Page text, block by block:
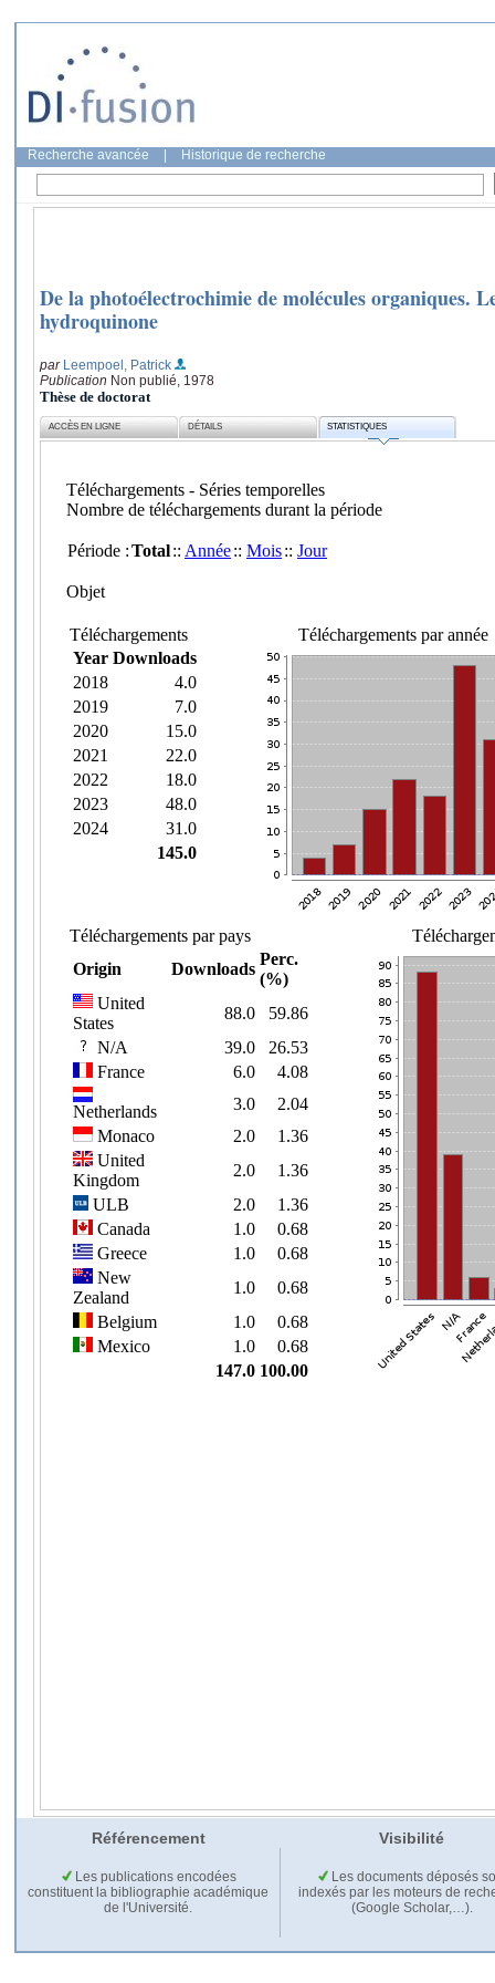
Recherche avancée Historique de recherche
De la photoélectrochimie de molécules organiques.
hydroquinone
par Leempoel, Patrick
Publication Non publié, 1978
Thèse de doctorat
ACCÈS EN LIGNE DÉTAILS STATISTIQUES
Référencement Visibilité
Les publications encodées
constituent la bibliographie académique
de l'Université.
Les documents déposés
indexés par les moteurs de
(Google Scholar,…).